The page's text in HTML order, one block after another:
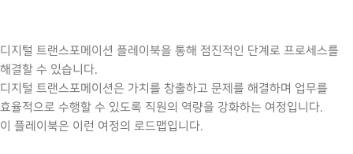
디지털 트랜스포메이션 플레이북을 통해 점진적인 단계로 프로세스를
해결할 수 있습니다.
디지털 트랜스포메이션은 가치를 창출하고 문제를 해결하며 업무를
효율적으로 수행할 수 있도록 직원의 역량을 강화하는 여정입니다.
이 플레이북은 이런 여정의 로드맵입니다.